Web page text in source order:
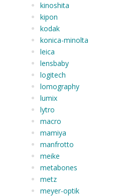
kinoshita
kipon
kodak
konica-minolta
leica
lensbaby
logitech
lomography
lumix
lytro
macro
mamiya
manfrotto
meike
metabones
metz
meyer-optik